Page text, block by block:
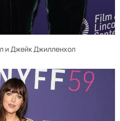
и Джейк Джилленхол